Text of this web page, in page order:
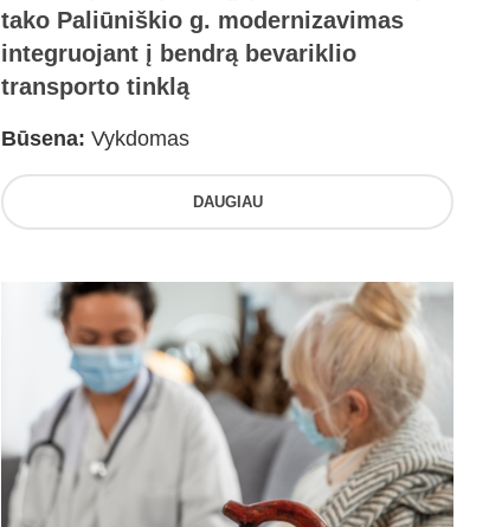
tako Paliūniškio g. modernizavimas
integruojant į bendrą bevariklio
transporto tinklą
Būsena: Vykdomas
DAUGIAU